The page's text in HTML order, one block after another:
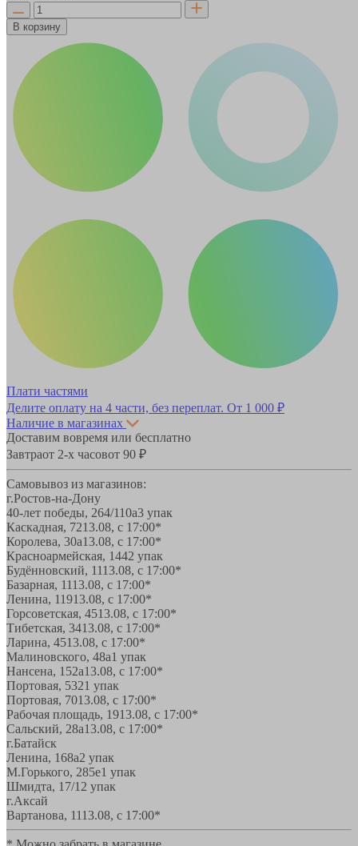
В корзину
Плати частями
Делите оплату на 4 части, без переплат. От 1 000 ₽
Наличие в магазинах
Доставим вовремя или бесплатно
Завтраот 2-х часовот 90 ₽
Самовывоз из магазинов:
г.Ростов-на-Дону
40-лет победы, 264/110а3 упак
Каскадная, 7213.08, с 17:00*
Королева, 30а13.08, с 17:00*
Красноармейская, 1442 упак
Будённовский, 1113.08, с 17:00*
Базарная, 1113.08, с 17:00*
Ленина, 11913.08, с 17:00*
Горсоветская, 4513.08, с 17:00*
Тибетская, 3413.08, с 17:00*
Ларина, 4513.08, с 17:00*
Малиновского, 48а1 упак
Нансена, 152а13.08, с 17:00*
Портовая, 5321 упак
Портовая, 7013.08, с 17:00*
Рабочая площадь, 1913.08, с 17:00*
Сальский, 28a13.08, с 17:00*
г.Батайск
Ленина, 168а2 упак
М.Горького, 285е1 упак
Шмидта, 17/1 2 упак
г.Аксай
Вартанова, 1113.08, с 17:00*